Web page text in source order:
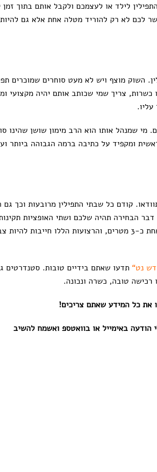
לילד או לעצמכם ולקבל אותם בתוך
לכם לא רק להוריד מטלה אחת אלא גם
השוק מוצף ויש לא מעט סוחרים שמוכרים
כשרות, צריך שמי שכותב אותם יהיה מקצועי
מי שמנהל אותו הוא הרב מימון שושן שהינו
ומקפיד על כתיבה ברמה הגבוהה ביותר
קודם כל שבתי התפילין מרובעות וכך
הבחירה תהיה שלכם ושתי האופציות
רצועת היד צריך להיות של 4.5 מטרים ורצועות הראש כל אחת כ-3 מטרים,
נט“ תדעו שאתם בידיים טובות. סטנדרטים
טובה, כשרה ונכונה.
את כל המידע שאתם צריכים!
באימייל או בוואטספ ואשמח להשיב